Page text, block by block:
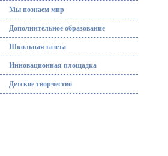
Мы познаем мир
Дополнительное образование
Школьная газета
Инновационная площадка
Детское творчество